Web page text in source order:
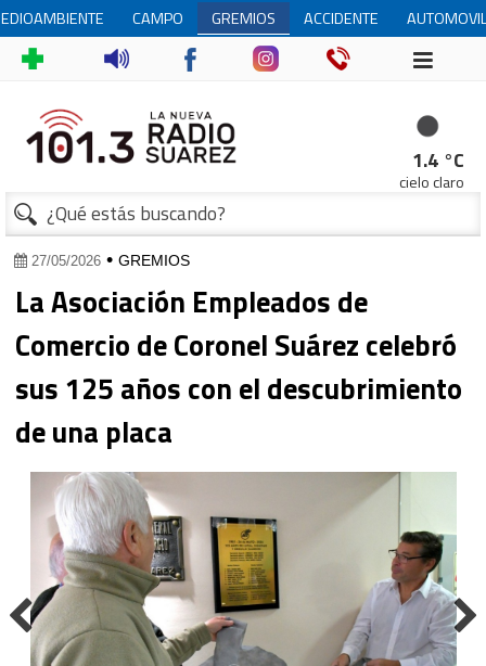
CAMPO GREMIOS ACCIDENTE
1.4 °C
cielo claro
27/05/2026• GREMIOS
La Asociación Empleados de
Comercio de Coronel Suárez celebró
sus 125 años con el descubrimiento
de una placa
1